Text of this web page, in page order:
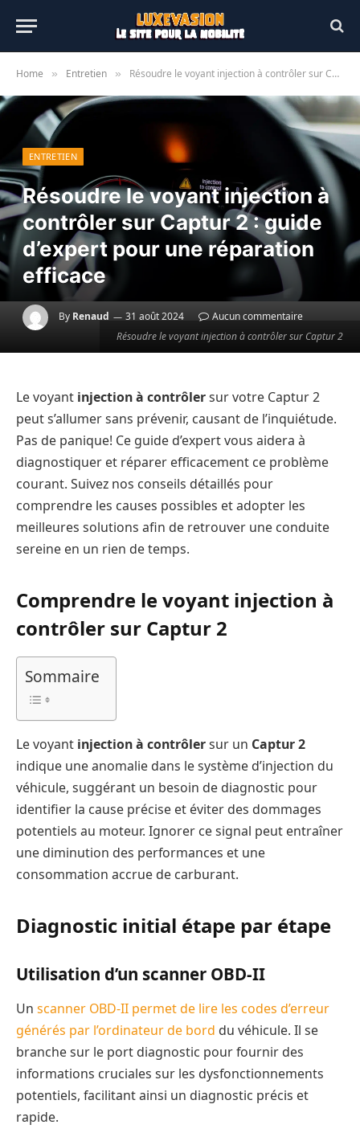
Home » Entretien » Résoudre le voyant injection à contrôler sur Captur 2 : guide d’expert pour une réparation efficace
Résoudre le voyant injection à contrôler sur Captur 2
ENTRETIEN
Résoudre le voyant injection à
contrôler sur Captur 2 : guide
d’expert pour une réparation
efficace
By Renaud 31 août 2024 Aucun commentaire
Le voyant injection à contrôlersur votre Captur 2
peut s’allumer sans prévenir, causant de l’inquiétude.
Pas de panique! Ce guide d’expert vous aidera à
diagnostiquer et réparer efficacement ce problème
courant. Suivez nos conseils détaillés pour
comprendre les causes possibles et adopter les
meilleures solutions afin de retrouver une conduite
sereine en un rien de temps.
Comprendre le voyant injection à
contrôler sur Captur 2
Sommaire
Le voyant injection à contrôlersur un Captur 2
indique une anomalie dans le système d’injection du
véhicule, suggérant un besoin de diagnostic pour
identifier la cause précise et éviter des dommages
potentiels au moteur. Ignorer ce signal peut entraîner
une diminution des performances et une
consommation accrue de carburant.
Diagnostic initial étape par étape
Utilisation d’un scanner OBD-II
Un scanner OBD-II permet de lire les codes d’erreur
générés par l’ordinateur de bord du véhicule. Il se
branche sur le port diagnostic pour fournir des
informations cruciales sur les dysfonctionnements
potentiels, facilitant ainsi un diagnostic précis et
rapide.